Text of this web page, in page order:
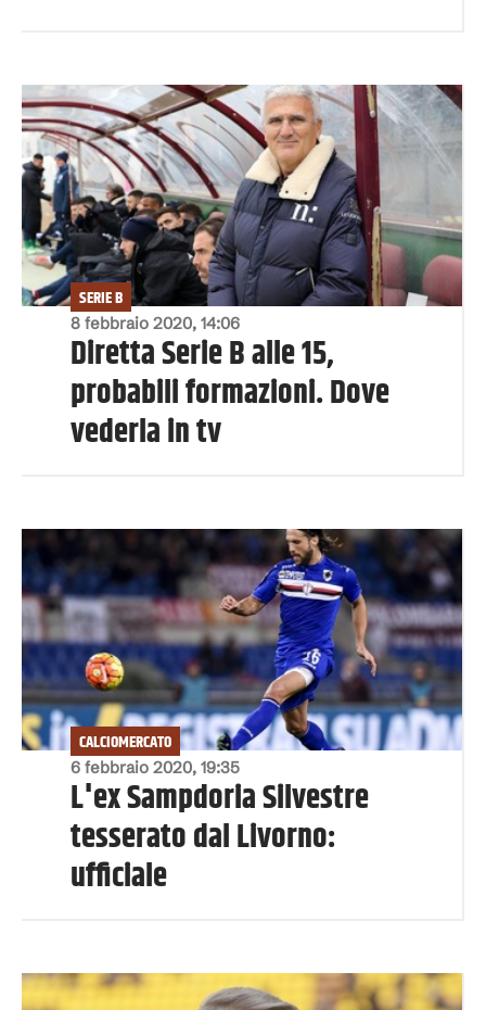
8 febbraio 2020, 14:06
SERIE B
Diretta Serie B alle 15,
probabili formazioni. Dove
vederla in tv
6 febbraio 2020, 19:35
CALCIOMERCATO
L'ex Sampdoria Silvestre
tesserato dal Livorno:
ufficiale